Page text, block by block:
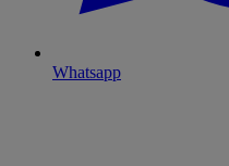
Whatsapp